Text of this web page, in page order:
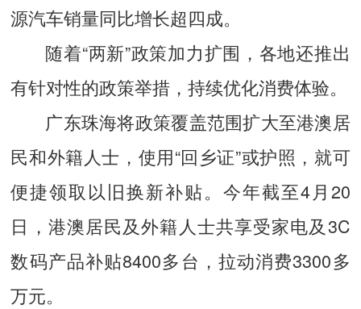
源汽车销量同比增长超四成。
随着“两新”政策加力扩围，各地还推出
有针对性的政策举措，持续优化消费体验。
广东珠海将政策覆盖范围扩大至港澳居
民和外籍人士，使用“回乡证”或护照，就可
便捷领取以旧换新补贴。今年截至4月20
日，港澳居民及外籍人士共享受家电及3C
数码产品补贴8400多台，拉动消费3300多
万元。